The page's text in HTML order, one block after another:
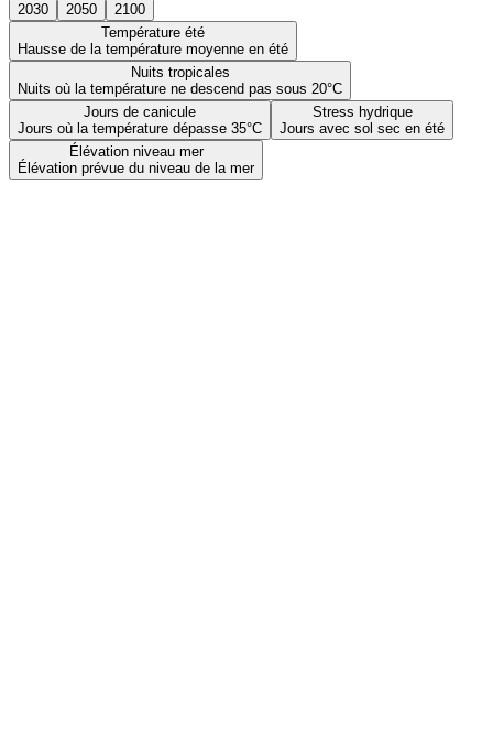
2030 2050
2100
Température été
Hausse de la température moyenne en été
Nuits tropicales
Nuits où la température ne descend pas sous 20°C
Jours de canicule
Jours où la température dépasse 35°C
Stress hydrique
Jours avec sol sec en été
Élévation niveau mer
Élévation prévue du niveau de la mer